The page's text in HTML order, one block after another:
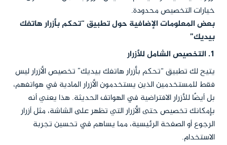
خيارات التخصيص محدودة.
بعض المعلومات الإضافية حول تطبيق“تحكم بأزرار هاتفك
بيديك”
1. التخصيص الشامل للأزرار
يتيح لك تطبيق “تحكم بأزرار هاتفك بيديك” تخصيص الأزرار ليس
فقط للمستخدمين الذين يستخدمون الأزرار المادية في هواتفهم،
بل أيضًا للأزرار الافتراضية في الهواتف الحديثة. هذا يعني أنه
بإمكانك تخصيص حتى الأزرار التي تظهر على الشاشة، مثل أزرار
الرجوع أو الصفحة الرئيسية، مما يساهم في تحسين تجربة
الاستخدام.